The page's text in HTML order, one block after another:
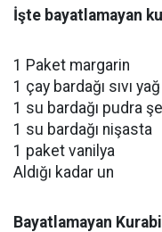
İşte bayatlamayan
1 Paket margarin
1 çay bardağı sıvı yağ
1 su bardağı pudra
1 su bardağı nişasta
1 paket vanilya
Aldığı kadar un
Bayatlamayan